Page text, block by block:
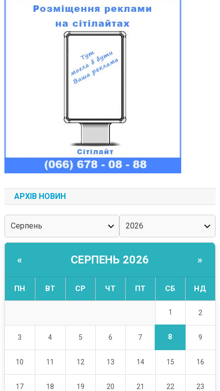
АРХІВ НОВИН
« СЕРПЕНЬ 2026 »
ПН ВТ СР ЧТ ПТ СБ НД
1 2
3 4 5 6 7 8 9
10 11 12 13 14 15 16
17 18 19 20 21 22 23